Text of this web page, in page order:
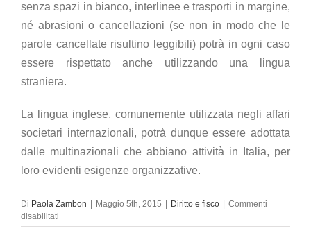
senza spazi in bianco, interlinee e trasporti in margine,
né abrasioni o cancellazioni (se non in modo che le
parole cancellate risultino leggibili) potrà in ogni caso
essere rispettato anche utilizzando una lingua
straniera.
La lingua inglese, comunemente utilizzata negli affari
societari internazionali, potrà dunque essere adottata
dalle multinazionali che abbiano attività in Italia, per
loro evidenti esigenze organizzative.
Di Paola Zambon Maggio 5th, 2015 Diritto e fisco
Commenti
disabilitati
Scritture